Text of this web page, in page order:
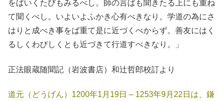
をばいくたびもみるべし。師の言ばも聞きたる上にも重ね
て聞くべし。いよいよふかき心有べきなり。学道の為にさ
はりと成べき事をば重て是に近づくべからず。善友にはく
るしくわびしくとも近づきて行道すべきなり。」
正法眼蔵随聞記（岩波書店）和辻哲郎校訂より
道元（どうげん）1200年1月19日 – 1253年9月22日は、鎌